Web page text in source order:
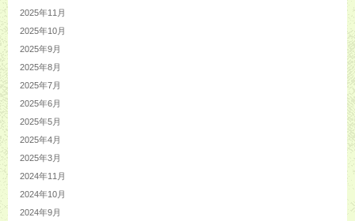
2025年11月
2025年10月
2025年9月
2025年8月
2025年7月
2025年6月
2025年5月
2025年4月
2025年3月
2024年11月
2024年10月
2024年9月